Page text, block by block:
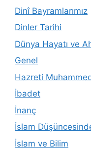
Dinî Bayramlarımız
Dinler Tarihi
Dünya Hayatı ve
Genel
Hazreti
İbadet
İnanç
İslam
İslam ve Bilim